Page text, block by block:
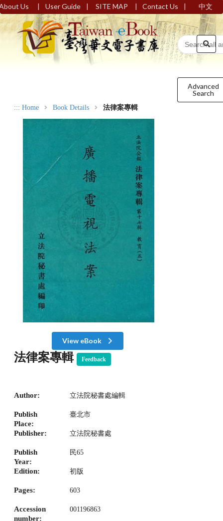
Us | User Guide | SITE MAP | Contact Us | 中文
Advanced
Search
::: Home Book Details 法律案專輯
View eBook
法律案專輯 Feedback
Author: 立法院秘書處編輯
Publish
Place:
臺北市
Publisher: 立法院秘書處
Publish
Year:
民65
Edition: 初版
Pages: 603
Accession
number:
001196863